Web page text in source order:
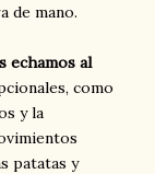
de mano.
echamos al
como
y la
patatas y